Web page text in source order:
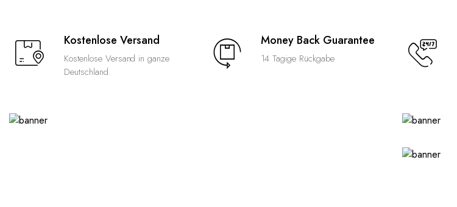
Kostenlose Versand
Kostenlose Versand in ganze
Deutschland.
Money Back Guarantee
14 Tagige Rückgabe